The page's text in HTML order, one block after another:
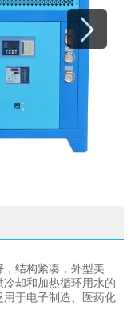
结构紧凑，外型美
却和加热循环用水的
于电子制造、医药化